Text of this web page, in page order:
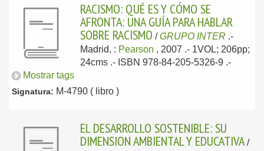
RACISMO: QUÉ ES Y CÓMO SE
AFRONTA: UNA GUÍA PARA HABLAR
SOBRE RACISMO /GRUPO INTER .-
Madrid, : Pearson , 2007 .- 1VOL; 206pp;
24cms .- ISBN 978-84-205-5326-9 .-
Mostrar tags
Signatura: M-4790 ( libro )
EL DESARROLLO SOSTENIBLE: SU
DIMENSION AMBIENTAL Y EDUCATIVA /